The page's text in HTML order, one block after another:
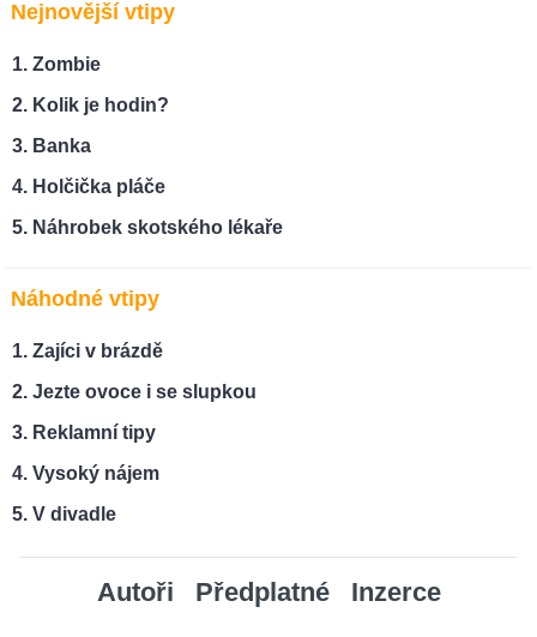
Nejnovější vtipy
Zombie
Kolik je hodin?
Banka
Holčička pláče
Náhrobek skotského lékaře
Náhodné vtipy
Zajíci v brázdě
Jezte ovoce i se slupkou
Reklamní tipy
Vysoký nájem
V divadle
Autoři Předplatné Inzerce